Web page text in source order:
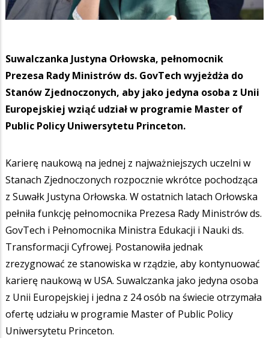
Suwalczanka Justyna Orłowska, pełnomocnik
Prezesa Rady Ministrów ds. GovTech wyjeżdża do
Stanów Zjednoczonych, aby jako jedyna osoba z Unii
Europejskiej wziąć udział w programie Master of
Public Policy Uniwersytetu Princeton.
Karierę naukową na jednej z najważniejszych uczelni w
Stanach Zjednoczonych rozpocznie wkrótce pochodząca
z Suwałk Justyna Orłowska. W ostatnich latach Orłowska
pełniła funkcję pełnomocnika Prezesa Rady Ministrów ds.
GovTech i Pełnomocnika Ministra Edukacji i Nauki ds.
Transformacji Cyfrowej. Postanowiła jednak
zrezygnować ze stanowiska w rządzie, aby kontynuować
karierę naukową w USA. Suwalczanka jako jedyna osoba
z Unii Europejskiej i jedna z 24 osób na świecie otrzymała
ofertę udziału w programie Master of Public Policy
Uniwersytetu Princeton.